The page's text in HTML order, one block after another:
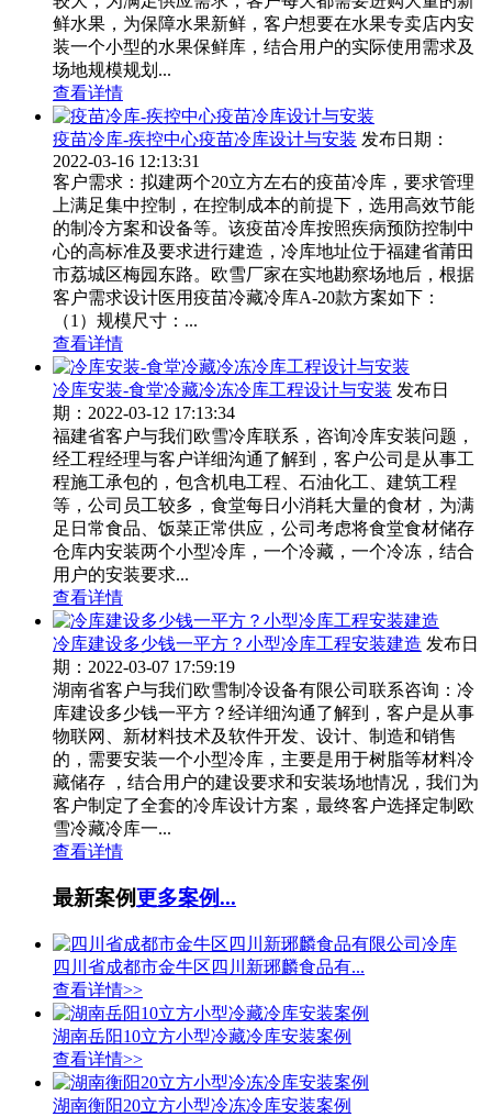
鲜水果，为保障水果新鲜，客户想要在水果专卖店内安
装一个小型的水果保鲜库，结合用户的实际使用需求及
场地规模规划...
查看详情
疫苗冷库-疾控中心疫苗冷库设计与安装 发布日期：
2022-03-16 12:13:31
客户需求：拟建两个20立方左右的疫苗冷库，要求管理
上满足集中控制，在控制成本的前提下，选用高效节能
的制冷方案和设备等。该疫苗冷库按照疾病预防控制中
心的高标准及要求进行建造，冷库地址位于福建省莆田
市荔城区梅园东路。欧雪厂家在实地勘察场地后，根据
客户需求设计医用疫苗冷藏冷库A-20款方案如下：
（1）规模尺寸：...
查看详情
冷库安装-食堂冷藏冷冻冷库工程设计与安装 发布日
期：2022-03-12 17:13:34
福建省客户与我们欧雪冷库联系，咨询冷库安装问题，
经工程经理与客户详细沟通了解到，客户公司是从事工
程施工承包的，包含机电工程、石油化工、建筑工程
等，公司员工较多，食堂每日小消耗大量的食材，为满
足日常食品、饭菜正常供应，公司考虑将食堂食材储存
仓库内安装两个小型冷库，一个冷藏，一个冷冻，结合
用户的安装要求...
查看详情
冷库建设多少钱一平方？小型冷库工程安装建造 发布日
期：2022-03-07 17:59:19
湖南省客户与我们欧雪制冷设备有限公司联系咨询：冷
库建设多少钱一平方？经详细沟通了解到，客户是从事
物联网、新材料技术及软件开发、设计、制造和销售
的，需要安装一个小型冷库，主要是用于树脂等材料冷
藏储存 ，结合用户的建设要求和安装场地情况，我们为
客户制定了全套的冷库设计方案，最终客户选择定制欧
雪冷藏冷库一...
查看详情
最新案例更多案例...
四川省成都市金牛区四川新琊麟食品有...
查看详情>>
湖南岳阳10立方小型冷藏冷库安装案例
查看详情>>
湖南衡阳20立方小型冷冻冷库安装案例